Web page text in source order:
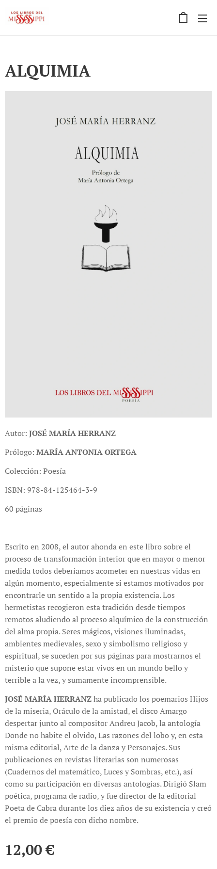
ALQUIMIA
Autor: JOSÉ MARÍA HERRANZ
Prólogo: MARÍA ANTONIA ORTEGA
Colección: Poesía
ISBN: 978-84-125464-3-9
60 páginas
Escrito en 2008, el autor ahonda en este libro sobre el
proceso de transformación interior que en mayor o menor
medida todos deberíamos acometer en nuestras vidas en
algún momento, especialmente si estamos motivados por
encontrarle un sentido a la propia existencia. Los
hermetistas recogieron esta tradición desde tiempos
remotos aludiendo al proceso alquímico de la construcción
del alma propia. Seres mágicos, visiones iluminadas,
ambientes medievales, sexo y simbolismo religioso y
espiritual, se suceden por sus páginas para mostrarnos el
misterio que supone estar vivos en un mundo bello y
terrible a la vez, y sumamente incomprensible.
JOSÉ MARÍA HERRANZha publicado los poemarios Hijos
de la miseria, Oráculo de la amistad, el disco Amargo
despertar junto al compositor Andreu Jacob, la antología
Donde no habite el olvido, Las razones del lobo y, en esta
misma editorial, Arte de la danza y Personajes. Sus
publicaciones en revistas literarias son numerosas
(Cuadernos del matemático, Luces y Sombras, etc.), así
como su participación en diversas antologías. Dirigió Slam
poética, programa de radio, y fue director de la editorial
Poeta de Cabra durante los diez años de su existencia y creó
el premio de poesía con dicho nombre.
12,00€